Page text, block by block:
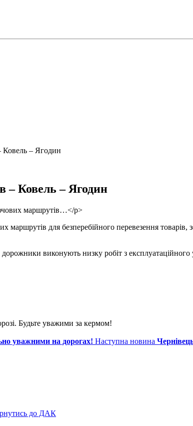
Ковель – Ягодин
– Ковель – Ягодин
маршрутів…</p>
для безперебійного перевезення товарів,
виконують низку робіт з
Будьте уважими за кермом!
уважними на дорогах! Наступна новина
до ДАК